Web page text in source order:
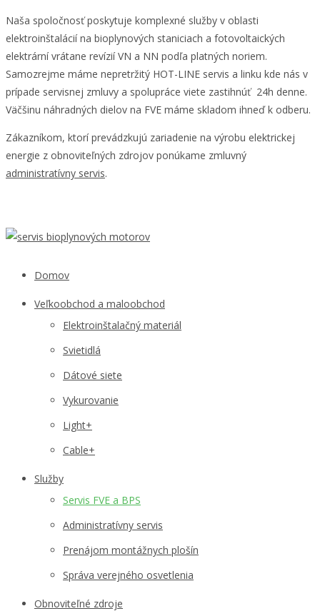
Naša spoločnosť poskytuje komplexné služby v oblasti
elektroinštalácií na bioplynových staniciach a fotovoltaických
elektrární vrátane revízií VN a NN podľa platných noriem.
Samozrejme máme nepretržitý HOT-LINE servis a linku kde nás v
prípade servisnej zmluvy a spolupráce viete zastihnúť 24h denne.
Väčšinu náhradných dielov na FVE máme skladom ihneď k odberu.
Zákazníkom, ktorí prevádzkujú zariadenie na výrobu elektrickej
energie z obnoviteľných zdrojov ponúkame zmluvný
administratívny servis.
Domov
Veľkoobchod a maloobchod
Elektroinštalačný materiál
Svietidlá
Dátové siete
Vykurovanie
Light+
Cable+
Služby
Servis FVE a BPS
Administratívny servis
Prenájom montážnych plošín
Správa verejného osvetlenia
Obnoviteľné zdroje